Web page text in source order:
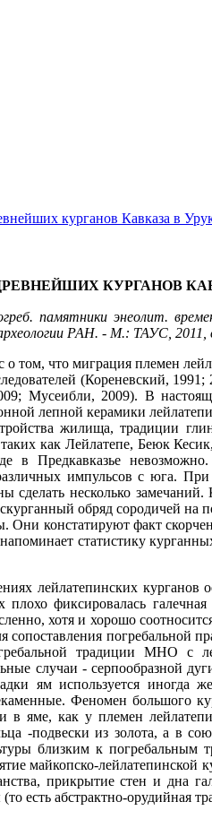
курганов Кавказа в
КУРГАНОВ
памятники энеолит.
РАН. - М.: ТАУС, 2011,
что миграция племен
(Кореневский,
Мусеибли, 2009). В
лепной керамики
жилища, традиции
как Лейлатепе, Беюк
Предкавказье невозможно.
импульсов с юга.
сделать несколько
обряд сородичей на
Они констатируют факт
статистику
лейлатепинских
плохо фиксировалась
хотя и хорошо
погребальной
традиции МНО с
случаи - серпообразной
ям используется иногда
Феномен большого
в яме, как у племен
-подвески из золота, а в
близким к
майкопско-лейлатепинской
прикрытие стен и дна
есть абстрактно-орудийная